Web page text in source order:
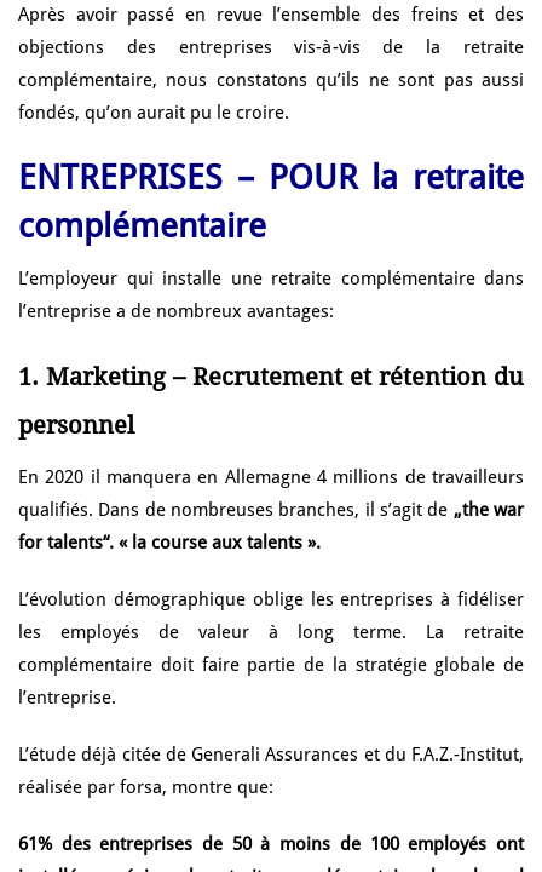
Après avoir passé en revue l’ensemble des freins et des
objections des entreprises vis-à-vis de la retraite
complémentaire, nous constatons qu’ils ne sont pas aussi
fondés, qu’on aurait pu le croire.
ENTREPRISES – POUR la retraite
complémentaire
L’employeur qui installe une retraite complémentaire dans
l’entreprise a de nombreux avantages:
1. Marketing – Recrutement et rétention du
personnel
En 2020 il manquera en Allemagne 4 millions de travailleurs
qualifiés. Dans de nombreuses branches, il s’agit de „the war
for talents“. « la course aux talents ».
L’évolution démographique oblige les entreprises à fidéliser
les employés de valeur à long terme. La retraite
complémentaire doit faire partie de la stratégie globale de
l’entreprise.
L’étude déjà citée de Generali Assurances et du F.A.Z.-Institut,
réalisée par forsa, montre que:
61% des entreprises de 50 à moins de 100 employés ont